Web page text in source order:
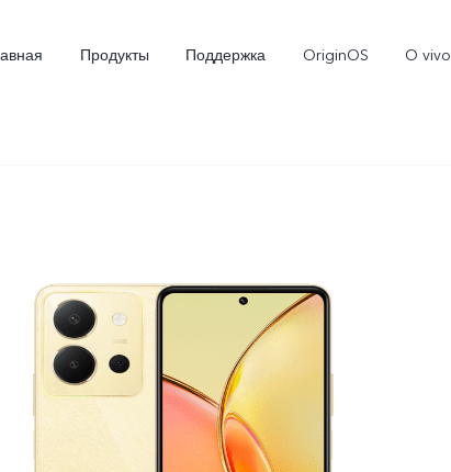
Продукты Поддержка OriginOS O vivo
X300 Новинка X300 FE Новинка